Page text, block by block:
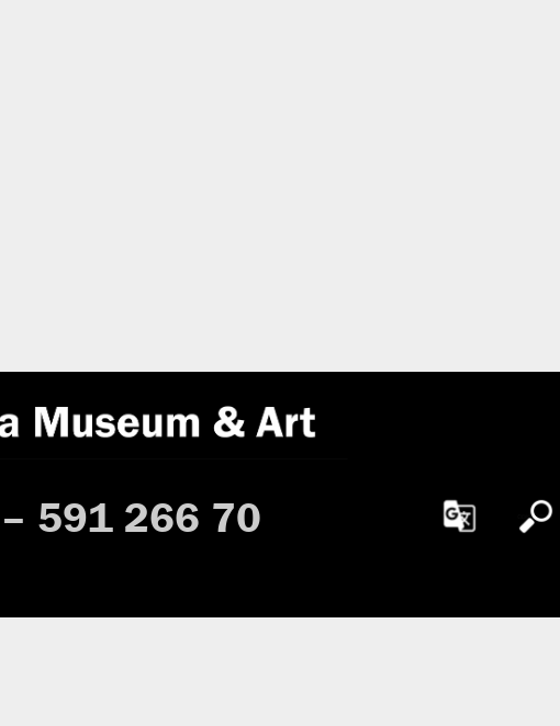
591 266 70